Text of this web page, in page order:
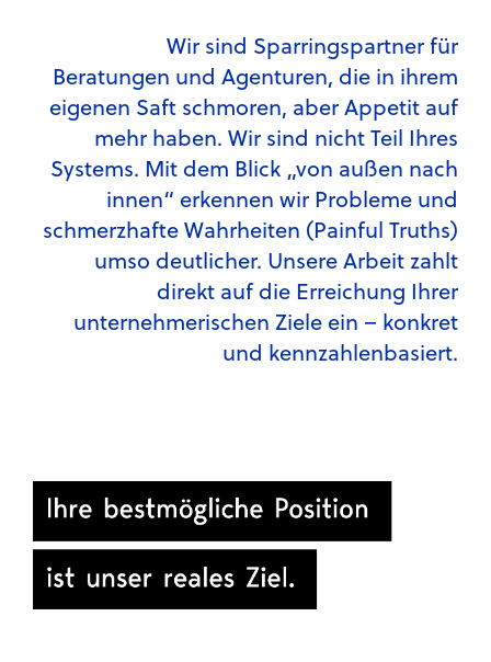
Wir sind Sparringspartner für
Beratungen und Agenturen, die in ihrem
eigenen Saft schmoren, aber Appetit auf
mehr haben. Wir sind nicht Teil Ihres
Systems. Mit dem Blick „von außen nach
innen“ erkennen wir Probleme und
schmerzhafte Wahrheiten (Painful Truths)
umso deutlicher. Unsere Arbeit zahlt
direkt auf die Erreichung Ihrer
unternehmerischen Ziele ein – konkret
und kennzahlenbasiert.